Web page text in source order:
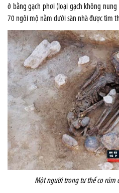
ở bằng gạch phơi (loại gạch không
70 ngôi mộ nằm dưới sàn nhà được tìm
Một người trong tư thế co rúm